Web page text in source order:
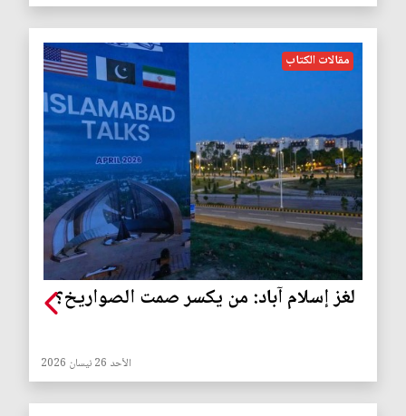
مقالات الكتاب
لغز إسلام آباد: من يكسر صمت الصواريخ؟
الأحد 26 نيسان 2026